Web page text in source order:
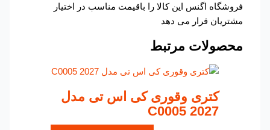
فروشگاه اگنس این کالا را باقیمت مناسب در اختیار
مشتریان قرار می دهد
محصولات مرتبط
کتری وقوری کی اس تی مدل
C0005 2027